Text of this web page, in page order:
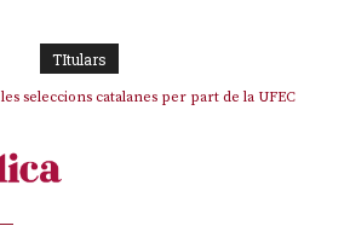
TItulars
seleccions catalanes per part de la UFEC